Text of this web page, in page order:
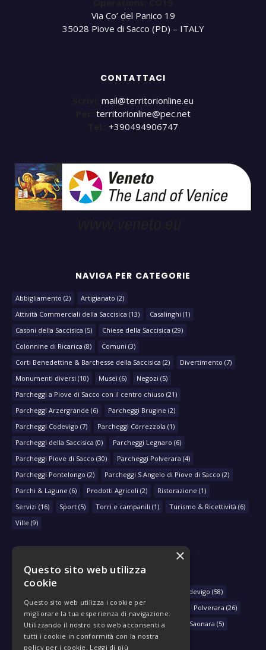
Via Co’ del Panico 19
35028 Piove di Sacco (PD) – ITALY
CONTATTACI
mail@territorionline.eu
territorionline@pec.net
+390494906747
NAVIGA PER CATEGORIE
Abbigliamento (2) Artigianato (2)
Attività Commerciali della Saccisica (13) Casalinghi (1)
Casoni della Saccisica (5) Chiese della Saccisica (29)
Colonnine di Ricarica (8) Comuni (3)
Corti Benedettine & Barchesse della Saccisica (2) Divertimento (7)
Monumenti diversi (10) Musei (6) Negozi (5)
Parcheggi a Piove di Sacco con il centro chiuso (21)
Parcheggi Arzergrande (6) Parcheggi Brugine (2)
Parcheggi Codevigo (7) Parcheggi Correzzola (1)
Parcheggi della Saccisica (0) Parcheggi Legnaro (6)
Parcheggi Piove di Sacco (30) Parcheggi Polverara (4)
Parcheggi Pontelongo (2) Parcheggi S.Angelo di Piove di Sacco (2)
Parchi & Lagune (6) Prodotti Agricoli (2) Ristorazione (1)
Servizi (16) Sport (5) Torri e campanili (1) Turismo & Ricettività (6)
Ville (9)
NAVIGA PER COMUNE
Codevigo (58)
Correzzola (29) Legnaro(33) Piove di Sacco Polverara (26)
Pontelongo (79) Sant'Angelo di Piove di Sacco Saonara (5)
×
Questo sito web utilizza
cookie
Questo sito web utilizza i cookie per
migliorare la tua esperienza di navigazione.
Utilizzando il nostro sito web acconsenti a
tutti i cookie in conformità con la nostra
policy per i cookie. Leggi di più